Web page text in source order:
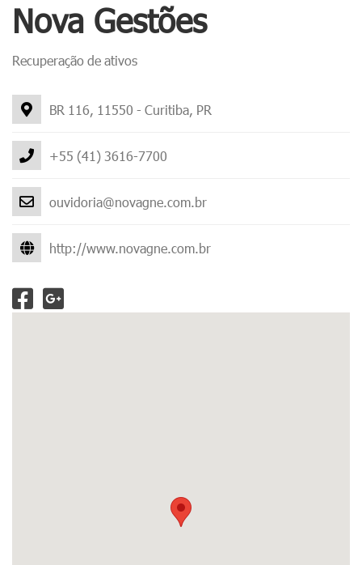
Nova Gestões
Recuperação de ativos
BR 116, 11550 - Curitiba, PR
+55 (41) 3616-7700
ouvidoria@novagne.com.br
http://www.novagne.com.br